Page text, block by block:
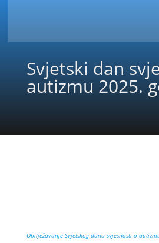
Svjetski dan
autizmu 2025.
Obilježavanje Svjetskog dana svjesnosti o